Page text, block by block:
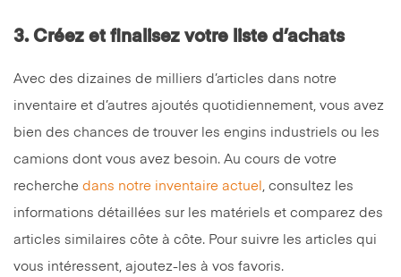
3. Créez et finalisez votre liste d’achats
Avec des dizaines de milliers d’articles dans notre
inventaire et d’autres ajoutés quotidiennement, vous avez
bien des chances de trouver les engins industriels ou les
camions dont vous avez besoin. Au cours de votre
recherche dans notre inventaire actuel , consultez les
informations détaillées sur les matériels et comparez des
articles similaires côte à côte. Pour suivre les articles qui
vous intéressent, ajoutez-les à vos favoris.